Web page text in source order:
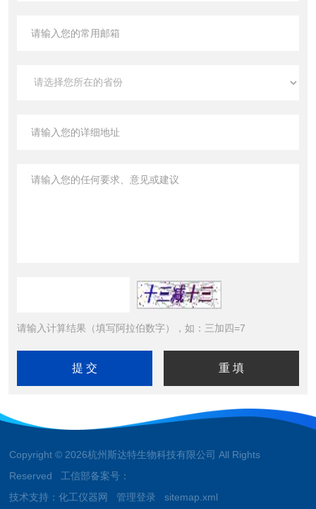
请输入计算结果（填写阿拉伯数字），如：三加四=7
Copyright © 2026杭州斯达特生物科技有限公司 All Rights
Reserved 工信部备案号：
技术支持：化工仪器网 管理登录 sitemap.xml